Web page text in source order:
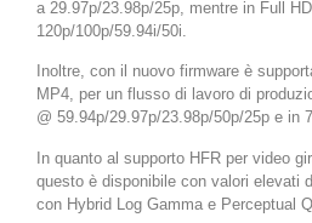
a 29.97p/23.98p/25p, mentre in Full
120p/100p/59.94i/50i.
Inoltre, con il nuovo firmware è
MP4, per un flusso di lavoro di
@ 59.94p/29.97p/23.98p/50p/25p e in
In quanto al supporto HFR per video
questo è disponibile con valori elevati
con Hybrid Log Gamma e Perceptual